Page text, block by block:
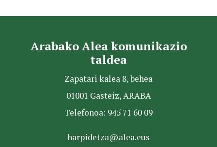
Arabako Alea komunikazio
taldea
Zapatari kalea 8, behea
01001 Gasteiz, ARABA
Telefonoa: 945 71 60 09
harpidetza@alea.eus